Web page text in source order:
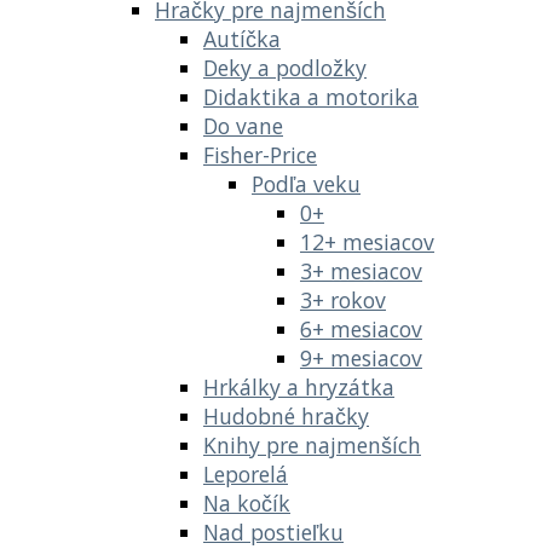
Hračky pre najmenších
Autíčka
Deky a podložky
Didaktika a motorika
Do vane
Fisher-Price
Podľa veku
0+
12+ mesiacov
3+ mesiacov
3+ rokov
6+ mesiacov
9+ mesiacov
Hrkálky a hryzátka
Hudobné hračky
Knihy pre najmenších
Leporelá
Na kočík
Nad postieľku